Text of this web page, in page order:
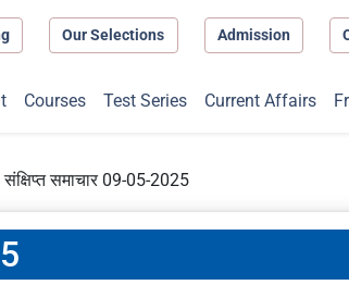
Our Selections Admission
Courses Test Series Current Affairs
संक्षिप्त समाचार 09-05-2025